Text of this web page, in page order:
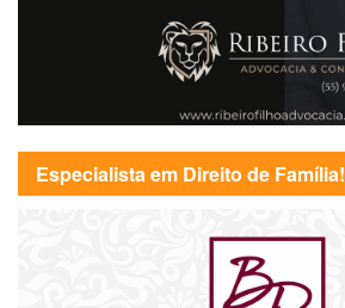
Especialista em Direito de Família!